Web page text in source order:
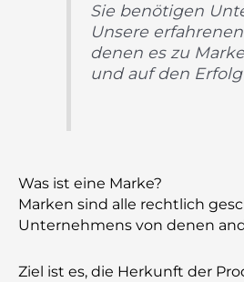
Sie benötigen
Unsere
denen es zu
und auf den
Was ist eine Marke?
Marken sind alle rechtlich
Unternehmens von denen
Ziel ist es, die Herkunft der